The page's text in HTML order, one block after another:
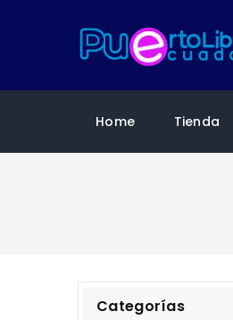
Home Tienda
Categorías